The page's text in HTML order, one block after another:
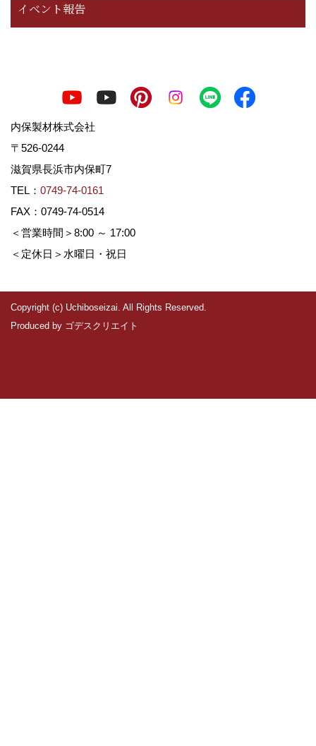
イベント報告
内保製材株式会社
〒526-0244
滋賀県長浜市内保町7
TEL： 0749-74-0161
FAX：0749-74-0514
＜営業時間＞8:00 ～ 17:00
＜定休日＞水曜日・祝日
Copyright (c) Uchiboseizai. All Rights Reserved.
Produced by ゴデスクリエイト